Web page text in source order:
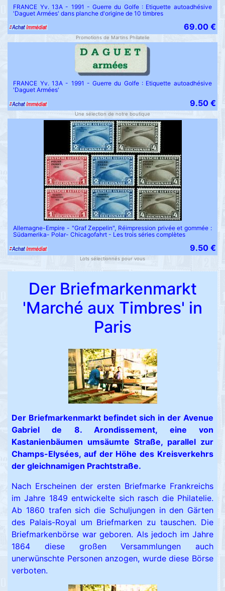
FRANCE Yv. 13A - 1991 - Guerre du Golfe : Etiquette autoadhésive
'Daguet Armées' dans planche d'origine de 10 timbres
69.00 €
Promotions de Martins Philatelie
FRANCE Yv. 13A - 1991 - Guerre du Golfe : Etiquette autoadhésive
'Daguet Armées'
9.50 €
Une sélection de notre boutique
Allemagne-Empire - "Graf Zeppelin", Réimpression privée et gommée :
Südamerika- Polar- Chicagofahrt - Les trois séries complètes
9.50 €
Lots sélectionnés pour vous
Der Briefmarkenmarkt
'Marché aux Timbres' in
Paris
Der Briefmarkenmarkt befindet sich in der Avenue
Gabriel de 8. Arondissement, eine von
Kastanienbäumen umsäumte Straße, parallel zur
Champs-Elysées, auf der Höhe des Kreisverkehrs
der gleichnamigen Prachtstraße.
Nach Erscheinen der ersten Briefmarke Frankreichs
im Jahre 1849 entwickelte sich rasch die Philatelie.
Ab 1860 trafen sich die Schuljungen in den Gärten
des Palais-Royal um Briefmarken zu tauschen. Die
Briefmarkenbörse war geboren. Als jedoch im Jahre
1864 diese großen Versammlungen auch
unerwünschte Personen anzogen, wurde diese Börse
verboten.